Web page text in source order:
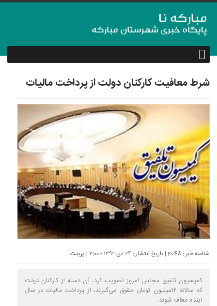
شرط معافیت کارکنان دولت از پرداخت مالیات
شناسه خبر : 2048 | تاریخ انتشار : ۲۴ دی ۱۳۹۲ - ۷:۰۰ | پرینت
کمیسیون تلفیق مجلس امروز تصویب کرد، آن دسته از کارکنان دولت
که سالانه ۱۲میلیون تومان حقوق می‌گیرند، از پرداخت مالیات در سال
آینده معاف شوند.